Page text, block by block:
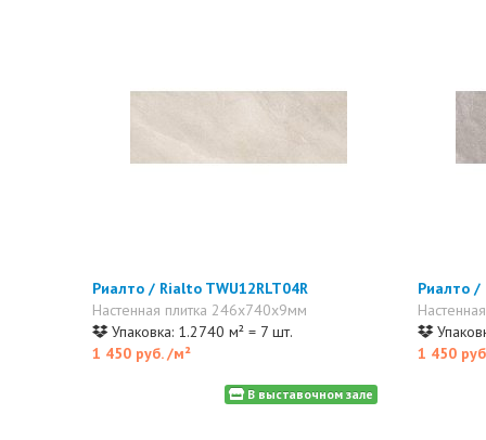
Риалто / Rialto TWU12RLT04R
Настенная плитка 246x740x9мм
Упаковка: 1.2740 м² = 7 шт.
1 450 руб./м²
Риалто /
1 450
В выставочном зале